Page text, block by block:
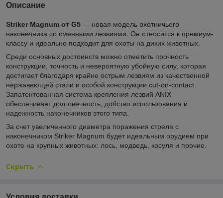
Описание
Striker Magnum от G5 — новая модель охотничьего
наконечника со сменными лезвиями. Он относится к премиум-
классу и идеально подходит для охоты на диких животных.
Среди основных достоинств можно отметить прочность
конструкции, точность и невероятную убойную силу, которая
достигает благодаря крайне острым лезвиям из качественной
нержавеющей стали и особой конструкции cut-on-contact.
Запатентованная система крепления лезвий ANIX
обеспечивает долговечность, добство использования и
надежность наконечников этого типа.
За счет увеличенного диаметра поражения стрела с
наконечником Striker Magnum будет идеальным орудием при
охоте на крупных животных: лось, медведь, косуля и прочие.
Скрыть